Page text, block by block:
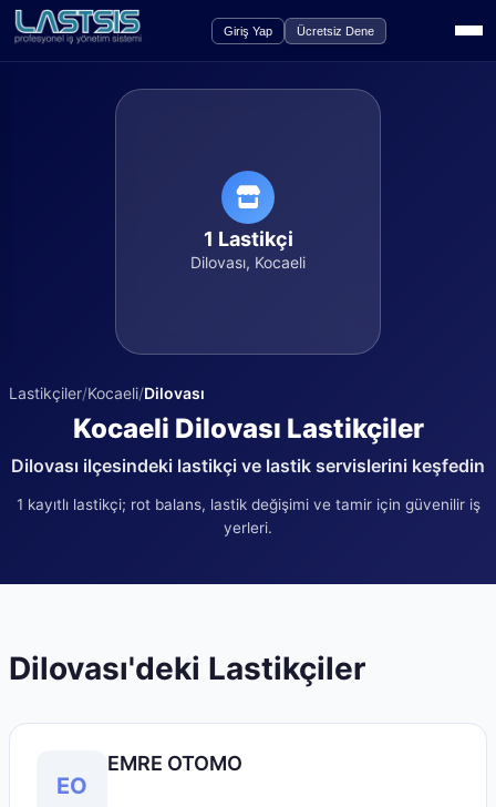
Giriş Yap Ücretsiz Dene
Lastikçiler/Kocaeli/Dilovası
Kocaeli Dilovası Lastikçiler
Dilovası ilçesindeki lastikçi ve lastik servislerini keşfedin
1 kayıtlı lastikçi; rot balans, lastik değişimi ve tamir için güvenilir iş
yerleri.
1 Lastikçi
Dilovası, Kocaeli
Dilovası'deki Lastikçiler
EO
EMRE OTOMO